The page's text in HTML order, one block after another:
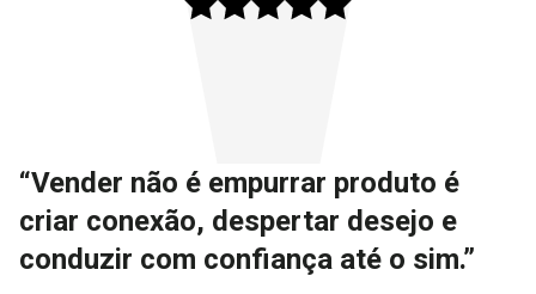
“Vender não é empurrar produto é
criar conexão, despertar desejo e
conduzir com confiança até o sim.”